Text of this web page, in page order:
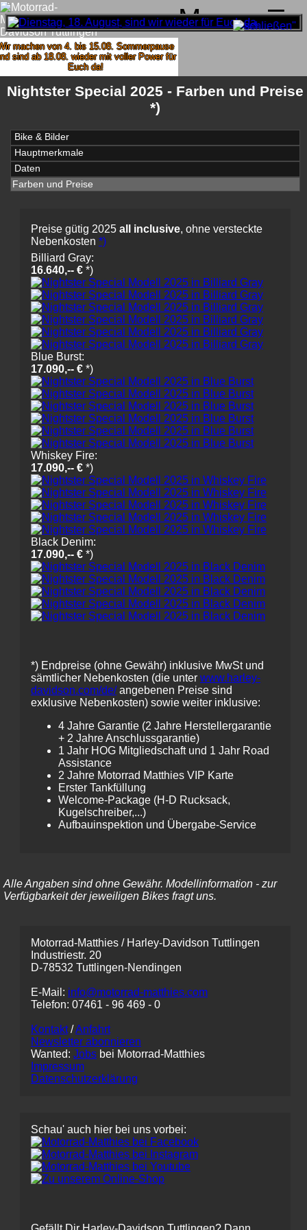
Menu
machen von 4. bis 15.08. Sommerpause
sind ab 18.08. wieder mit voller Power für
Euch da!
Nightster Special 2025 - Farben und Preise
*)
Bike & Bilder
Hauptmerkmale
Daten
Farben und Preise
Preise gütig 2025 all inclusive, ohne versteckte
Nebenkosten *)
Billiard Gray:
16.640,-- € *)
Blue Burst:
17.090,-- € *)
Whiskey Fire:
17.090,-- € *)
Black Denim:
17.090,-- € *)
*) Endpreise (ohne Gewähr) inklusive MwSt und
sämtlicher Nebenkosten (die unter www.harley-
davidson.com/de/angebenen Preise sind
exklusive Nebenkosten) sowie weiter inklusive:
4 Jahre Garantie (2 Jahre Herstellergarantie
+ 2 Jahre Anschlussgarantie)
1 Jahr HOG Mitgliedschaft und 1 Jahr Road
Assistance
2 Jahre Motorrad Matthies VIP Karte
Erster Tankfüllung
Welcome-Package (H-D Rucksack,
Kugelschreiber,...)
Aufbauinspektion und Übergabe-Service
Alle Angaben sind ohne Gewähr. Modellinformation - zur
Verfügbarkeit der jeweiligen Bikes fragt uns.
Motorrad-Matthies / Harley-Davidson Tuttlingen
Industriestr. 20
D-78532 Tuttlingen-Nendingen
E-Mail: info@motorrad-matthies.com
Telefon: 07461 - 96 469 - 0
Kontakt/Anfahrt
Newsletter abonnieren
Wanted: Jobs bei Motorrad-Matthies
Impressum
Datenschutzerklärung
Schau' auch hier bei uns vorbei: